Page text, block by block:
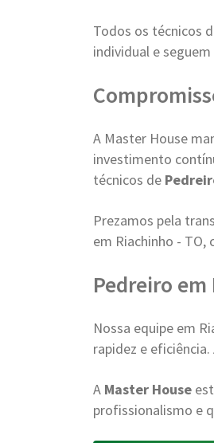
Todos os técnicos
individual e
A Master House
investimento
técnicos de
Prezamos pela
em Riachinho -
Pedreiro
Nossa equipe em
rapidez e
A Master House
profissionalismo e